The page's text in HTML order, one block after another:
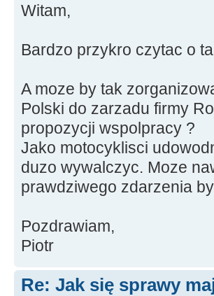
Witam,
Bardzo przykro czytac o
A moze by tak
Polski do zarzadu firmy
propozycji wspolpracy ?
Jako motocyklisci
duzo wywalczyc. Moze
prawdziwego zdarzenia
Pozdrawiam,
Piotr
Re: Jak się sprawy